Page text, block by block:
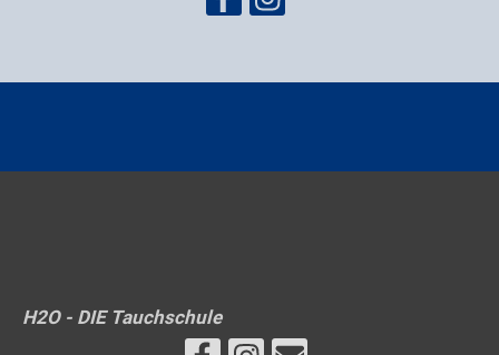
H2O - DIE Tauchschule